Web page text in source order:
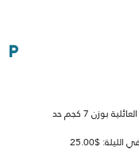
يُسمح باصطحاب الحيوانات الأليفة في الغرف العائلية بوزن 7 كجم حد
$25.00